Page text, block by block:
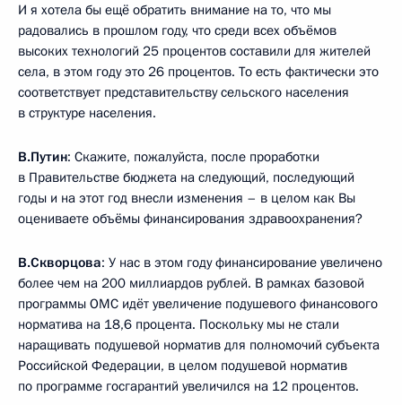
И я хотела бы ещё обратить внимание на то, что мы
радовались в прошлом году, что среди всех объёмов
высоких технологий 25 процентов составили для жителей
села, в этом году это 26 процентов. То есть фактически это
соответствует представительству сельского населения
в структуре населения.
В.Путин: Скажите, пожалуйста, после проработки
в Правительстве бюджета на следующий, последующий
годы и на этот год внесли изменения – в целом как Вы
оцениваете объёмы финансирования здравоохранения?
В.Скворцова: У нас в этом году финансирование увеличено
более чем на 200 миллиардов рублей. В рамках базовой
программы ОМС идёт увеличение подушевого финансового
норматива на 18,6 процента. Поскольку мы не стали
наращивать подушевой норматив для полномочий субъекта
Российской Федерации, в целом подушевой норматив
по программе госгарантий увеличился на 12 процентов.